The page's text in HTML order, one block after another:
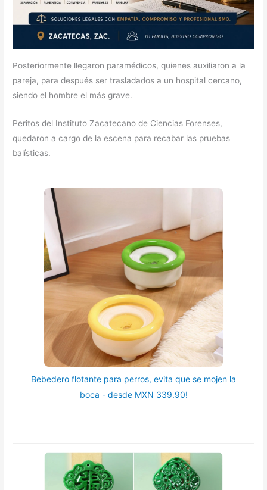
Posteriormente llegaron paramédicos, quienes auxiliaron a la
pareja, para después ser trasladados a un hospital cercano,
siendo el hombre el más grave.
Peritos del Instituto Zacatecano de Ciencias Forenses,
quedaron a cargo de la escena para recabar las pruebas
balísticas.
Bebedero flotante para perros, evita que se mojen la
boca - desde MXN 339.90!